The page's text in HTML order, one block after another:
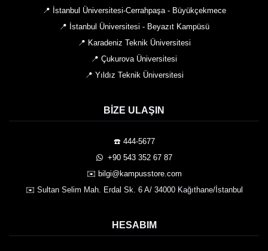
📍 İstanbul Üniversitesi-Cerrahpaşa - Büyükçekmece
📍 İstanbul Üniversitesi - Beyazıt Kampüsü
📍 Karadeniz Teknik Üniversitesi
📍 Çukurova Üniversitesi
📍 Yıldız Teknik Üniversitesi
BIZE ULAŞIN
☎️ 444-5677
️ +90 543 352 67 87
✉️ bilgi@kampusstore.com
✉️ Sultan Selim Mah. Erdal Sk. 6 A/ 34000 Kağıthane/İstanbul
HESABIM